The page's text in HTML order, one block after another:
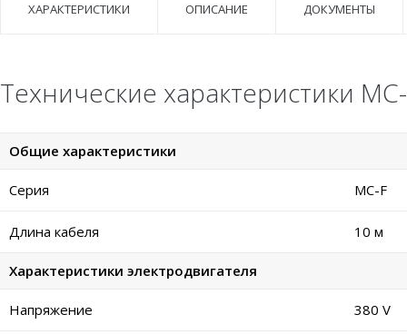
ХАРАКТЕРИСТИКИ ОПИСАНИЕ ДОКУМЕНТЫ
Технические характеристики
Общие характеристики
Серия MC-F
Длина кабеля 10 м
Характеристики электродвигателя
Напряжение 380 V